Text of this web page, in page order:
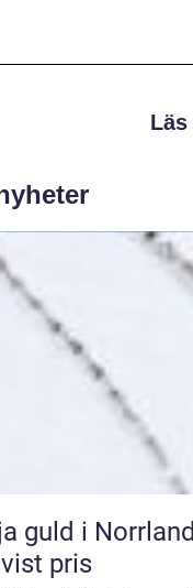
guld i
pris